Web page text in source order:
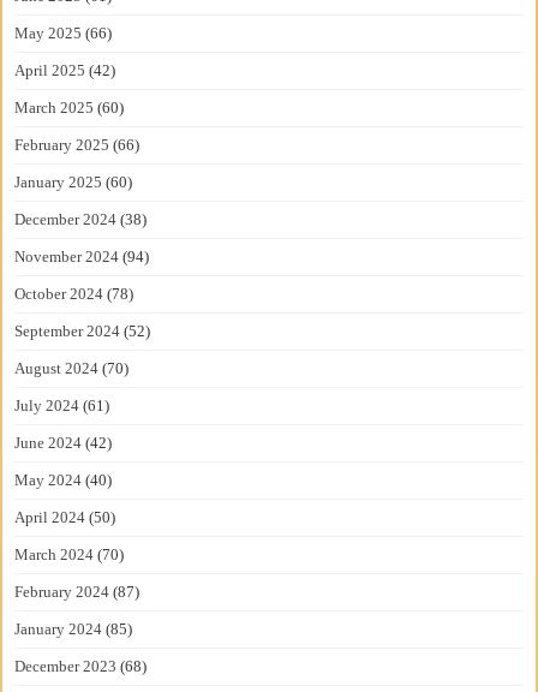
May 2025 (66)
April 2025 (42)
March 2025 (60)
February 2025 (66)
January 2025 (60)
December 2024 (38)
November 2024 (94)
October 2024 (78)
September 2024 (52)
August 2024 (70)
July 2024 (61)
June 2024 (42)
May 2024 (40)
April 2024 (50)
March 2024 (70)
February 2024 (87)
January 2024 (85)
December 2023 (68)